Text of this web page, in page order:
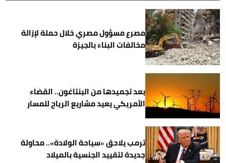
مصرع مسؤول مصري خلال حملة لإزالة
مخالفات البناء بالجيزة
بعد تجميدها من البنتاغون.. القضاء
الأمريكي يعيد مشاريع الرياح للمسار
ترمب يلاحق «سياحة الولادة».. محاولة
جديدة لتقييد الجنسية بالميلاد